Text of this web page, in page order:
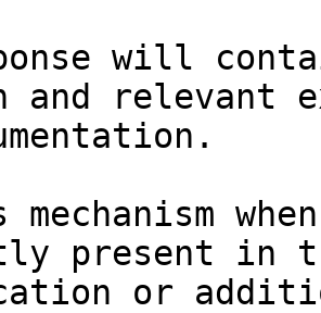
will
and relevant
mechanism
present in
or